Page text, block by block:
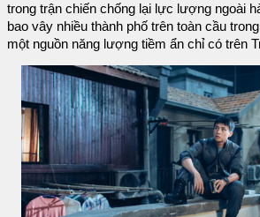
trong trận chiến chống lại lực lượng ngoài
bao vây nhiều thành phố trên toàn cầu
một nguồn năng lượng tiềm ẩn chỉ có trên